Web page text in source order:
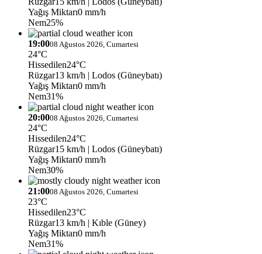
Yağış Miktarı0 mm/h
Nem25%
19:0008 Ağustos 2026, Cumartesi
24°C
Hissedilen24°C
Rüzgar13 km/h | Lodos (Güneybatı)
Yağış Miktarı0 mm/h
Nem31%
20:0008 Ağustos 2026, Cumartesi
24°C
Hissedilen24°C
Rüzgar15 km/h | Lodos (Güneybatı)
Yağış Miktarı0 mm/h
Nem30%
21:0008 Ağustos 2026, Cumartesi
23°C
Hissedilen23°C
Rüzgar13 km/h | Kıble (Güney)
Yağış Miktarı0 mm/h
Nem31%